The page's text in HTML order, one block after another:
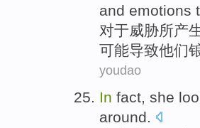
and emotions
对于威胁所产
可能导致他们
youdao
In fact, she
around.